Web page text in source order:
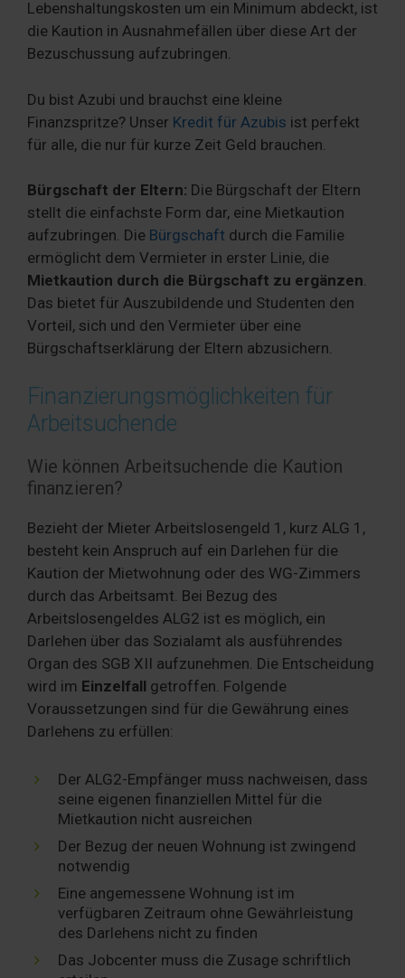
Lebenshaltungskosten um ein Minimum abdeckt, ist
die Kaution in Ausnahmefällen über diese Art der
Bezuschussung aufzubringen.
Du bist Azubi und brauchst eine kleine
Finanzspritze? Unser Kredit für Azubis ist perfekt
für alle, die nur für kurze Zeit Geld brauchen.
Bürgschaft der Eltern: Die Bürgschaft der Eltern
stellt die einfachste Form dar, eine Mietkaution
aufzubringen. Die Bürgschaft durch die Familie
ermöglicht dem Vermieter in erster Linie, die
Mietkaution durch die Bürgschaft zu ergänzen.
Das bietet für Auszubildende und Studenten den
Vorteil, sich und den Vermieter über eine
Bürgschaftserklärung der Eltern abzusichern.
Finanzierungsmöglichkeiten für
Arbeitsuchende
Wie können Arbeitsuchende die Kaution
finanzieren?
Bezieht der Mieter Arbeitslosengeld 1, kurz ALG 1,
besteht kein Anspruch auf ein Darlehen für die
Kaution der Mietwohnung oder des WG-Zimmers
durch das Arbeitsamt. Bei Bezug des
Arbeitslosengeldes ALG2 ist es möglich, ein
Darlehen über das Sozialamt als ausführendes
Organ des SGB XII aufzunehmen. Die Entscheidung
wird im Einzelfall getroffen. Folgende
Voraussetzungen sind für die Gewährung eines
Darlehens zu erfüllen:
Der ALG2-Empfänger muss nachweisen, dass
seine eigenen finanziellen Mittel für die
Mietkaution nicht ausreichen
Der Bezug der neuen Wohnung ist zwingend
notwendig
Eine angemessene Wohnung ist im
verfügbaren Zeitraum ohne Gewährleistung
des Darlehens nicht zu finden
Das Jobcenter muss die Zusage schriftlich